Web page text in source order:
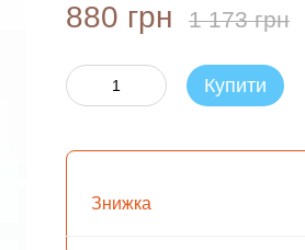
880 грн 1 173 грн
Купити
Знижка